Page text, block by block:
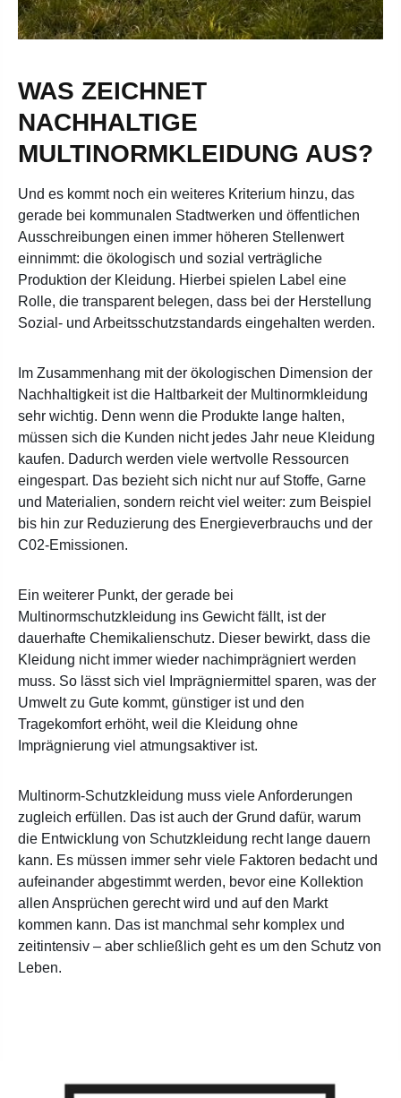
WAS ZEICHNET
NACHHALTIGE
MULTINORMKLEIDUNG AUS?
Und es kommt noch ein weiteres Kriterium hinzu, das
gerade bei kommunalen Stadtwerken und öffentlichen
Ausschreibungen einen immer höheren Stellenwert
einnimmt: die ökologisch und sozial verträgliche
Produktion der Kleidung. Hierbei spielen Label eine
Rolle, die transparent belegen, dass bei der Herstellung
Sozial- und Arbeitsschutzstandards eingehalten werden.
Im Zusammenhang mit der ökologischen Dimension der
Nachhaltigkeit ist die Haltbarkeit der Multinormkleidung
sehr wichtig. Denn wenn die Produkte lange halten,
müssen sich die Kunden nicht jedes Jahr neue Kleidung
kaufen. Dadurch werden viele wertvolle Ressourcen
eingespart. Das bezieht sich nicht nur auf Stoffe, Garne
und Materialien, sondern reicht viel weiter: zum Beispiel
bis hin zur Reduzierung des Energieverbrauchs und der
C02-Emissionen.
Ein weiterer Punkt, der gerade bei
Multinormschutzkleidung ins Gewicht fällt, ist der
dauerhafte Chemikalienschutz. Dieser bewirkt, dass die
Kleidung nicht immer wieder nachimprägniert werden
muss. So lässt sich viel Imprägniermittel sparen, was der
Umwelt zu Gute kommt, günstiger ist und den
Tragekomfort erhöht, weil die Kleidung ohne
Imprägnierung viel atmungsaktiver ist.
Multinorm-Schutzkleidung muss viele Anforderungen
zugleich erfüllen. Das ist auch der Grund dafür, warum
die Entwicklung von Schutzkleidung recht lange dauern
kann. Es müssen immer sehr viele Faktoren bedacht und
aufeinander abgestimmt werden, bevor eine Kollektion
allen Ansprüchen gerecht wird und auf den Markt
kommen kann. Das ist manchmal sehr komplex und
zeitintensiv – aber schließlich geht es um den Schutz von
Leben.